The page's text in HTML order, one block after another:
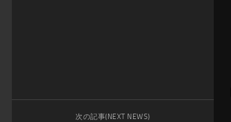
次の記事(NEXT NEWS)